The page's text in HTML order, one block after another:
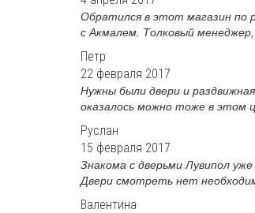
Обратился в этот магазин по
с Акмалем. Толковый
Петр
22 февраля 2017
Нужны были двери и
оказалось можно тоже в этом
Руслан
15 февраля 2017
Знакома с дверьми Лувипол
Двери смотреть нет
Валентина